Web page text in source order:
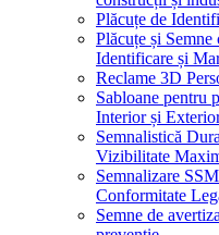
Plăcuțe de
Plăcuțe și
Identificare și
Reclame 3D
Sabloane pentru
Interior și
Semnalistică
Vizibilitate
Semnalizare
Conformitate
Semne de